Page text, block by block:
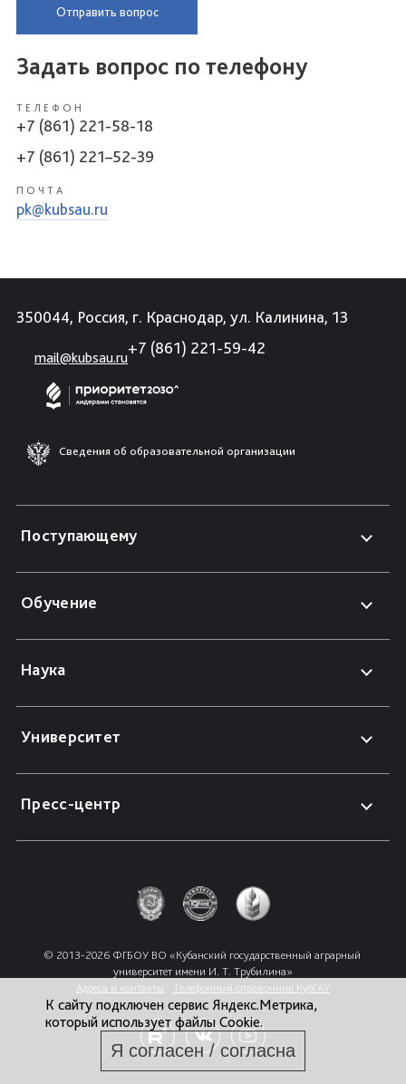
Отправить вопрос
Задать вопрос по телефону
ТЕЛЕФОН
+7 (861) 221-58-18
+7 (861) 221–52-39
ПОЧТА
pk@kubsau.ru
350044, Россия, г. Краснодар, ул. Калинина, 13
mail@kubsau.ru
+7 (861) 221-59-42
Сведения об образовательной организации
Поступающему
Обучение
Наука
Университет
Пресс-центр
© 2013-2026 ФГБОУ ВО «Кубанский государственный аграрный
университет имени И. Т. Трубилина»
Адреса и контакты
Телефонный справочник КубГАУ
К сайту подключен сервис Яндекс.Метрика,
который использует файлы Cookie.
Я согласен / согласна